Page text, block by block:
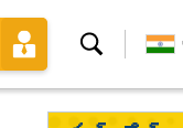
శోధన